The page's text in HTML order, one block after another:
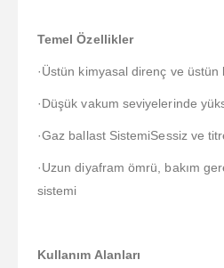
Temel Özellikler
·Üstün kimyasal direnç ve üstün
·Düşük vakum seviyelerinde
·Gaz ballast SistemiSessiz ve
·Uzun diyafram ömrü, bakım
sistemi
Kullanım Alanları